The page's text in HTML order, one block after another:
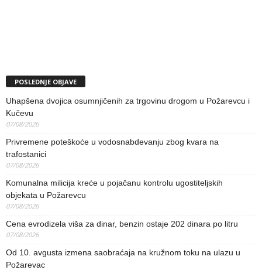
POSLEDNJE OBJAVE
Uhapšena dvojica osumnjičenih za trgovinu drogom u Požarevcu i
Kučevu
07/08/2026
Privremene poteškoće u vodosnabdevanju zbog kvara na
trafostanici
07/08/2026
Komunalna milicija kreće u pojačanu kontrolu ugostiteljskih
objekata u Požarevcu
07/08/2026
Cena evrodizela viša za dinar, benzin ostaje 202 dinara po litru
07/08/2026
Od 10. avgusta izmena saobraćaja na kružnom toku na ulazu u
Požarevac